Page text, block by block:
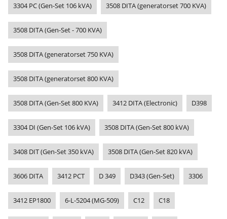
3304 PC (Gen-Set 106 kVA) 3508 DITA (generatorset 700 KVA)
3508 DITA (Gen-Set - 700 KVA)
3508 DITA (generatorset 750 KVA)
3508 DITA (generatorset 800 KVA)
3508 DITA (Gen-Set 800 KVA) 3412 DITA (Electronic) D398
3304 DI (Gen-Set 106 kVA) 3508 DITA (Gen-Set 800 kVA)
3408 DIT (Gen-Set 350 kVA) 3508 DITA (Gen-Set 820 kVA)
3606 DITA 3412 PCT D 349 D343 (Gen-Set) 3306
3412 EP1800 6-L-5204 (MG-509) C12 C18